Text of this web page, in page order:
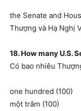
the Senate and
Thượng và Hạ Nghị
18. How many U.S.
Có bao nhiêu
one hundred (100)
một trăm (100)